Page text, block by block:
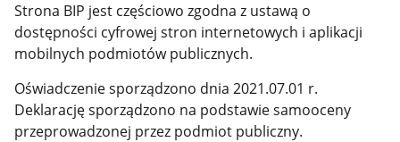
Strona BIP jest częściowo zgodna z ustawą o
dostępności cyfrowej stron internetowych i aplikacji
mobilnych podmiotów publicznych.
Oświadczenie sporządzono dnia 2021.07.01 r.
Deklarację sporządzono na podstawie samooceny
przeprowadzonej przez podmiot publiczny.